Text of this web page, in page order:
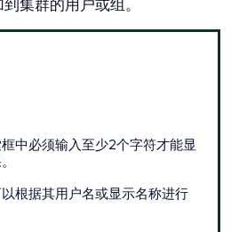
集群的用户或组。
中必须输入至少2个字符才能显
根据其用户名或显示名称进行